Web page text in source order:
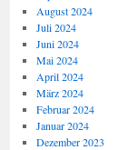
August 2024
Juli 2024
Juni 2024
Mai 2024
April 2024
März 2024
Februar 2024
Januar 2024
Dezember 2023